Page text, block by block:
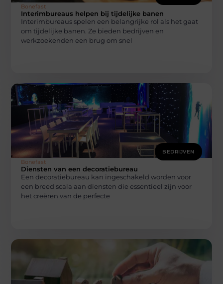
Bonefast
Interimbureaus helpen bij tijdelijke banen
Interimbureaus spelen een belangrijke rol als het gaat
om tijdelijke banen. Ze bieden bedrijven en
werkzoekenden een brug om snel
BEDRIJVEN
Bonefast
Diensten van een decoratiebureau
Een decoratiebureau kan ingeschakeld worden voor
een breed scala aan diensten die essentieel zijn voor
het creëren van de perfecte